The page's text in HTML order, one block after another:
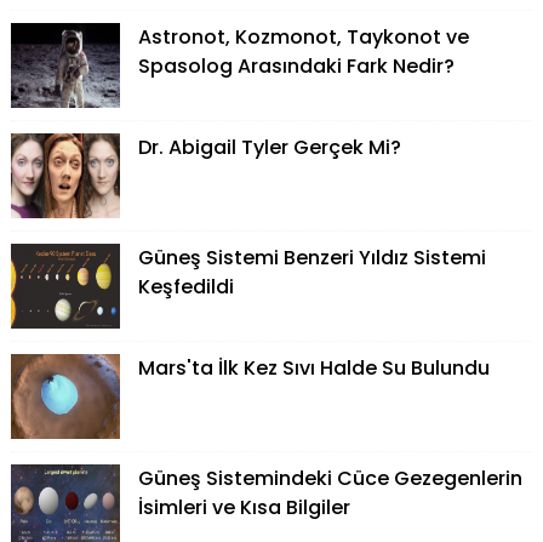
Astronot, Kozmonot, Taykonot ve
Spasolog Arasındaki Fark Nedir?
Dr. Abigail Tyler Gerçek Mi?
Güneş Sistemi Benzeri Yıldız Sistemi
Keşfedildi
Mars'ta İlk Kez Sıvı Halde Su Bulundu
Güneş Sistemindeki Cüce Gezegenlerin
İsimleri ve Kısa Bilgiler